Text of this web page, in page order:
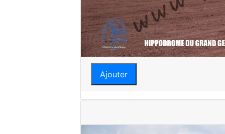
Ajouter